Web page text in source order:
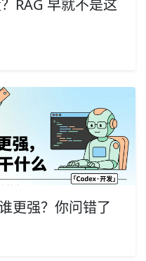
RAG 早就不是这
更强？你问错了